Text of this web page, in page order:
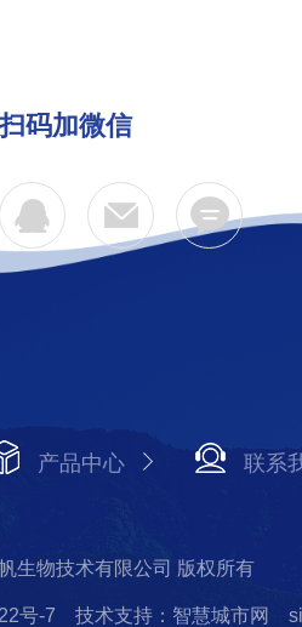
扫码加微信
产品中心 联系
生物技术有限公司 版权所有
号-7 技术支持：智慧城市网